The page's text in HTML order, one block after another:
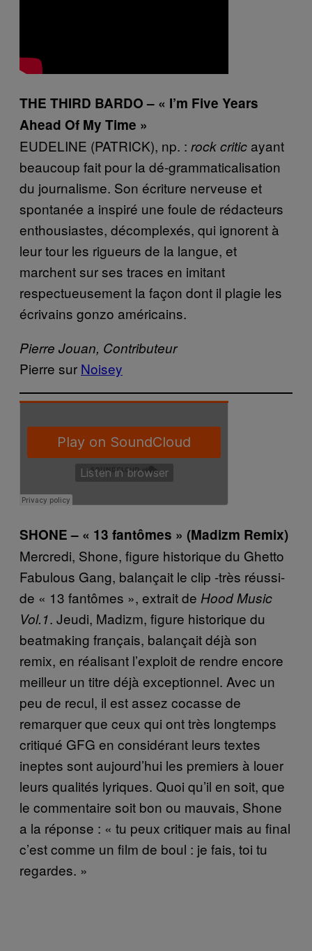
THE THIRD BARDO – « I’m Five Years
Ahead Of My Time »
EUDELINE (PATRICK), np. : rock critic ayant
beaucoup fait pour la dé-grammaticalisation
du journalisme. Son écriture nerveuse et
spontanée a inspiré une foule de rédacteurs
enthousiastes, décomplexés, qui ignorent à
leur tour les rigueurs de la langue, et
marchent sur ses traces en imitant
respectueusement la façon dont il plagie les
écrivains gonzo américains.
Pierre Jouan, Contributeur
Pierre sur Noisey
SHONE – « 13 fantômes » (Madizm Remix)
Mercredi, Shone, figure historique du Ghetto
Fabulous Gang, balançait le clip -très réussi-
de « 13 fantômes », extrait de Hood Music
Vol.1. Jeudi, Madizm, figure historique du
beatmaking français, balançait déjà son
remix, en réalisant l’exploit de rendre encore
meilleur un titre déjà exceptionnel. Avec un
peu de recul, il est assez cocasse de
remarquer que ceux qui ont très longtemps
critiqué GFG en considérant leurs textes
ineptes sont aujourd’hui les premiers à louer
leurs qualités lyriques. Quoi qu’il en soit, que
le commentaire soit bon ou mauvais, Shone
a la réponse : « tu peux critiquer mais au final
c’est comme un film de boul : je fais, toi tu
regardes. »